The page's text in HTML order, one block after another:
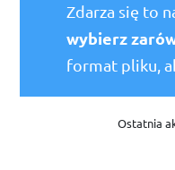
Zdarza się to
wybierz
format pliku,
Ostatnia